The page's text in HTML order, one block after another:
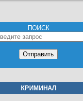
ПОИСК
КРИМИНАЛ